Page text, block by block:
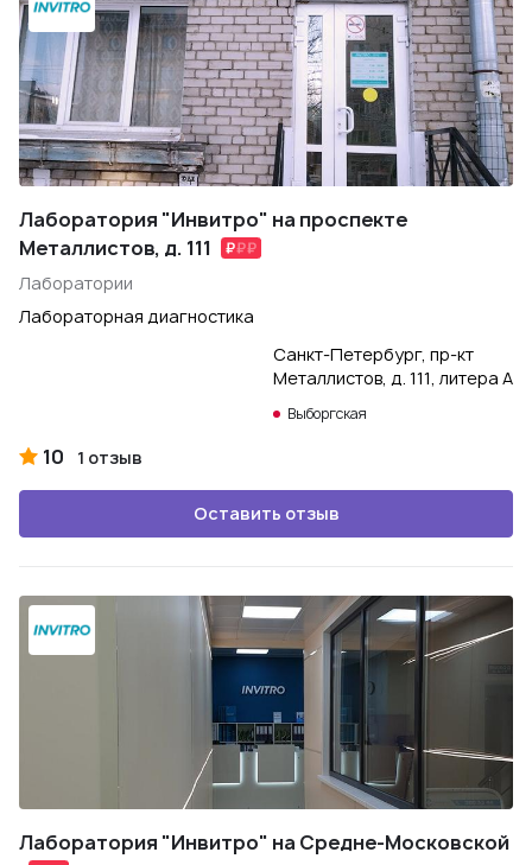
Лаборатория "Инвитро" на проспекте
Металлистов, д. 111
Лаборатории
Лабораторная диагностика
Санкт-Петербург, пр-кт
Металлистов, д. 111, литера А
Выборгская
10 1 отзыв
Оставить отзыв
Лаборатория "Инвитро" на Средне-Московской